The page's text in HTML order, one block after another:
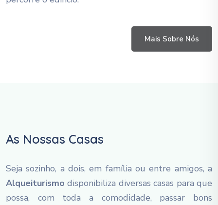
Mais Sobre Nós
As Nossas Casas
Seja sozinho, a dois, em família ou entre amigos, a
Alqueiturismo disponibiliza diversas casas para que
possa, com toda a comodidade, passar bons